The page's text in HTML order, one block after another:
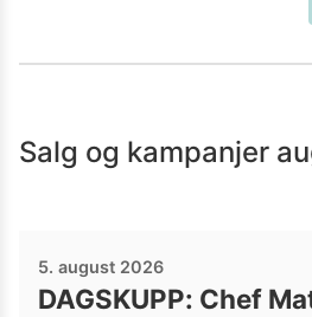
fordelt mellom
Norge. Har ofte
titt innom i dag og
Salg og kampanjer
5. august 2026
DAGSKUPP: Chef